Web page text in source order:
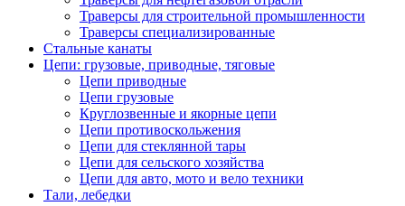
Траверсы для строительной промышленности
Траверсы специализированные
Стальные канаты
Цепи: грузовые, приводные, тяговые
Цепи приводные
Цепи грузовые
Круглозвенные и якорные цепи
Цепи противоскольжения
Цепи для стеклянной тары
Цепи для сельского хозяйства
Цепи для авто, мото и вело техники
Тали, лебедки